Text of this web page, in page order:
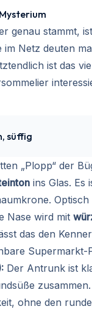
genau stammt,
im Netz deuten
ist das
süffig
„Plopp“ der
ins Glas. Es
Nase wird mit
das den
Supermarkt-
Der Antrunk ist
ohne den